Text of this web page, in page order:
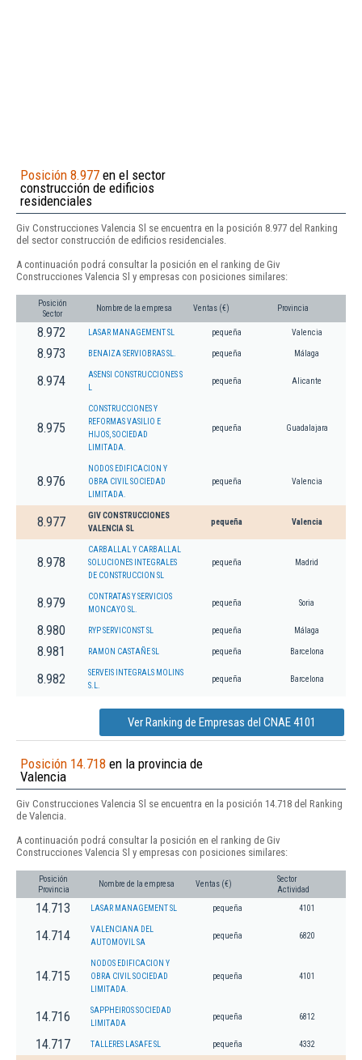
Posición 8.977 en el sector
construcción de edificios
residenciales
Giv Construcciones Valencia Sl se encuentra en la posición 8.977 del Ranking
del sector construcción de edificios residenciales.
A continuación podrá consultar la posición en el ranking de Giv
Construcciones Valencia Sl y empresas con posiciones similares:
Posición
Sector
Nombre de la empresa Ventas (€) Provincia
8.972 LASAR MANAGEMENT SL pequeña Valencia
8.973 BENAIZA SERVIOBRAS SL. pequeña Málaga
8.974
ASENSI CONSTRUCCIONES S
pequeña Alicante
8.975
CONSTRUCCIONES Y
REFORMAS VASILIO E
HIJOS, SOCIEDAD
LIMITADA.
pequeña Guadalajara
8.976
NODOS EDIFICACION Y
OBRA CIVIL SOCIEDAD
LIMITADA.
pequeña Valencia
8.977
GIV CONSTRUCCIONES
VALENCIA SL
pequeña Valencia
8.978
CARBALLAL Y CARBALLAL
SOLUCIONES INTEGRALES
DE CONSTRUCCION SL
pequeña Madrid
8.979
CONTRATAS Y SERVICIOS
MONCAYO SL.
pequeña Soria
8.980 RYP SERVICONST SL pequeña Málaga
8.981 RAMON CASTAÑE SL pequeña Barcelona
8.982
SERVEIS INTEGRALS MOLINS
S.L.
pequeña Barcelona
Ver Ranking de Empresas del CNAE 4101
Posición 14.718 en la provincia de
Valencia
Giv Construcciones Valencia Sl se encuentra en la posición 14.718 del Ranking
de Valencia.
A continuación podrá consultar la posición en el ranking de Giv
Construcciones Valencia Sl y empresas con posiciones similares:
Posición
Provincia
Nombre de la empresa Ventas (€)
Sector
Actividad
14.713 LASAR MANAGEMENT SL pequeña 4101
14.714
VALENCIANA DEL
AUTOMOVIL SA
pequeña 6820
14.715
NODOS EDIFICACION Y
OBRA CIVIL SOCIEDAD
LIMITADA.
pequeña 4101
14.716
SAPPHEIROS SOCIEDAD
LIMITADA
pequeña 6812
14.717 TALLERES LASAFE SL pequeña 4332